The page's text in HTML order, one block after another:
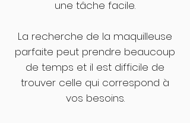
une tâche facile.
La recherche de la maquilleuse
parfaite peut prendre beaucoup
de temps et il est difficile de
trouver celle qui correspond à
vos besoins.